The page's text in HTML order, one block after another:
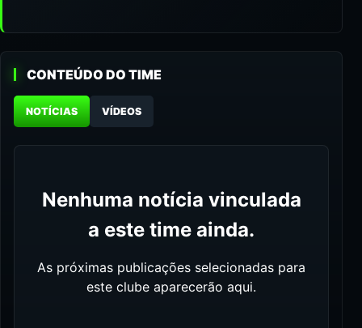
CONTEÚDO DO TIME
NOTÍCIAS VÍDEOS
Nenhuma notícia vinculada
a este time ainda.
As próximas publicações selecionadas para
este clube aparecerão aqui.